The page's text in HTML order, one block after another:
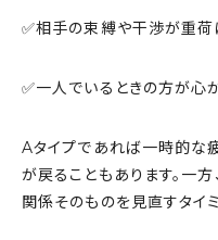
✅相手の束縛や干渉が重荷
✅一人でいるときの方が心
Aタイプであれば一時的な
が戻ることもあります。一
関係そのものを見直すタイ